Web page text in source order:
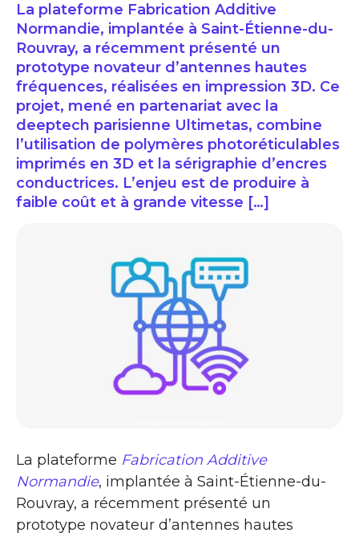
La plateforme Fabrication Additive
Normandie, implantée à Saint-Étienne-du-
Rouvray, a récemment présenté un
prototype novateur d’antennes hautes
fréquences, réalisées en impression 3D. Ce
projet, mené en partenariat avec la
deeptech parisienne Ultimetas, combine
l’utilisation de polymères photoréticulables
imprimés en 3D et la sérigraphie d’encres
conductrices. L’enjeu est de produire à
faible coût et à grande vitesse […]
La plateforme Fabrication Additive
Normandie, implantée à Saint-Étienne-du-
Rouvray, a récemment présenté un
prototype novateur d’antennes hautes